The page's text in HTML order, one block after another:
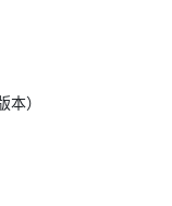
）